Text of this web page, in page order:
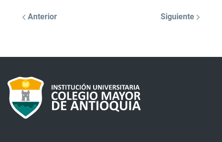
Anterior Siguiente